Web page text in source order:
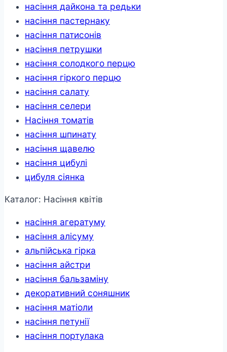
насіння дайкона та редьки
насіння пастернаку
насіння патисонів
насіння петрушки
насіння солодкого перцю
насіння гіркого перцю
насіння салату
насіння селери
Насіння томатів
насіння шпинату
насіння щавелю
насіння цибулі
цибуля сіянка
Каталог: Насіння квітів
насіння агератуму
насіння алісуму
альпійська гірка
насіння айстри
насіння бальзаміну
декоративний соняшник
насіння матіоли
насіння петунії
насіння портулака